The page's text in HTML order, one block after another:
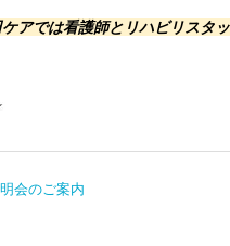
ケアでは看護師とリハビリスタ
会のご案内